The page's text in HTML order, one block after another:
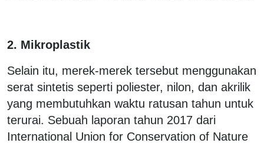
2. Mikroplastik
Selain itu, merek-merek tersebut menggunakan
serat sintetis seperti poliester, nilon, dan akrilik
yang membutuhkan waktu ratusan tahun untuk
terurai. Sebuah laporan tahun 2017 dari
International Union for Conservation of Nature